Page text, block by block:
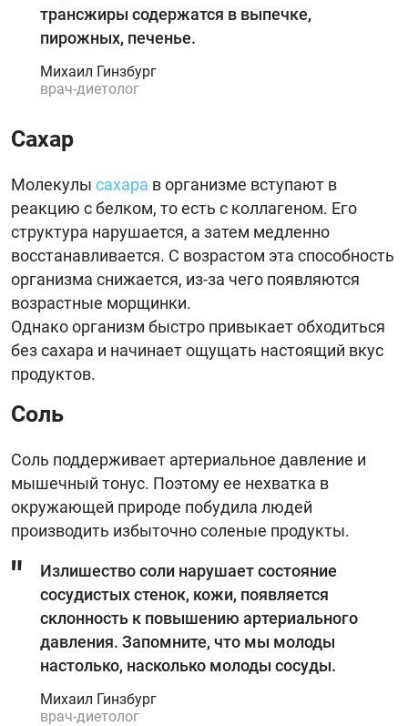
трансжиры содержатся в выпечке,
пирожных, печенье.
Михаил Гинзбург
врач-диетолог
Сахар
Молекулы сахара в организме вступают в
реакцию с белком, то есть с коллагеном. Его
структура нарушается, а затем медленно
восстанавливается. С возрастом эта способность
организма снижается, из-за чего появляются
возрастные морщинки.
Однако организм быстро привыкает обходиться
без сахара и начинает ощущать настоящий вкус
продуктов.
Соль
Соль поддерживает артериальное давление и
мышечный тонус. Поэтому ее нехватка в
окружающей природе побудила людей
производить избыточно соленые продукты.
Излишество соли нарушает состояние
сосудистых стенок, кожи, появляется
склонность к повышению артериального
давления. Запомните, что мы молоды
настолько, насколько молоды сосуды.
Михаил Гинзбург
врач-диетолог